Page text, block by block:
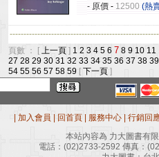
- 原價 - 12500 (熱
頁數 ： [ 上一頁 ] 1 2 3 4 5 6 7 8 9 10 11
27 28 29 30 31 32 33 34 35 36 37 38 39
54 55 56 57 58 59 [ 下一頁 ]
加入會員 回首頁 服務中心
行銷回
本站內容為 力大圖書有
電話： (02)2733-2592 傳真：